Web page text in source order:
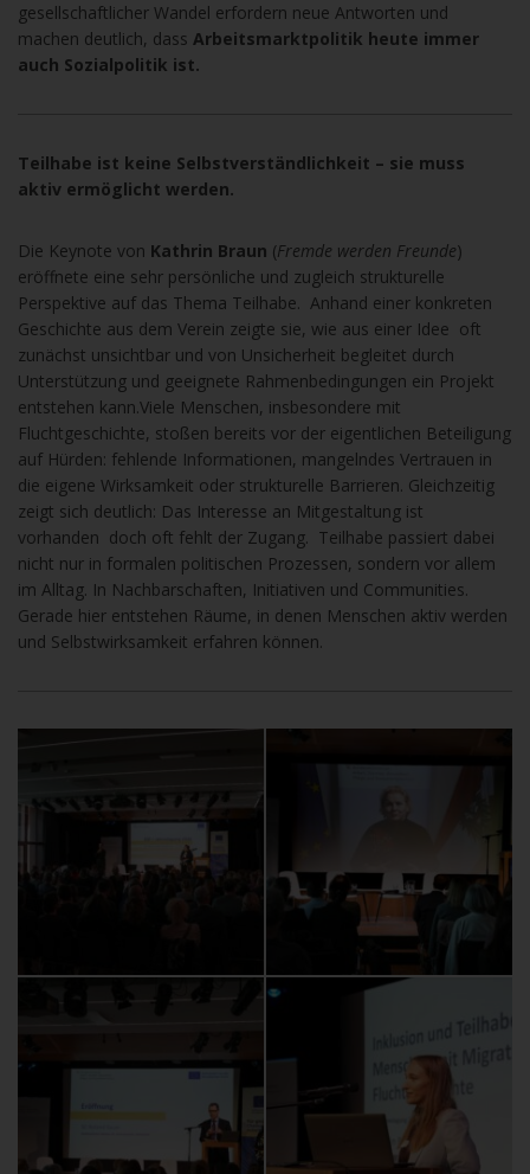
gesellschaftlicher Wandel erfordern neue Antworten und
machen deutlich, dass Arbeitsmarktpolitik heute immer
auch Sozialpolitik ist.
Teilhabe ist keine Selbstverständlichkeit – sie muss
aktiv ermöglicht werden.
Die Keynote von Kathrin Braun (Fremde werden Freunde)
eröffnete eine sehr persönliche und zugleich strukturelle
Perspektive auf das Thema Teilhabe. Anhand einer konkreten
Geschichte aus dem Verein zeigte sie, wie aus einer Idee oft
zunächst unsichtbar und von Unsicherheit begleitet durch
Unterstützung und geeignete Rahmenbedingungen ein Projekt
entstehen kann.Viele Menschen, insbesondere mit
Fluchtgeschichte, stoßen bereits vor der eigentlichen Beteiligung
auf Hürden: fehlende Informationen, mangelndes Vertrauen in
die eigene Wirksamkeit oder strukturelle Barrieren. Gleichzeitig
zeigt sich deutlich: Das Interesse an Mitgestaltung ist
vorhanden doch oft fehlt der Zugang. Teilhabe passiert dabei
nicht nur in formalen politischen Prozessen, sondern vor allem
im Alltag. In Nachbarschaften, Initiativen und Communities.
Gerade hier entstehen Räume, in denen Menschen aktiv werden
und Selbstwirksamkeit erfahren können.